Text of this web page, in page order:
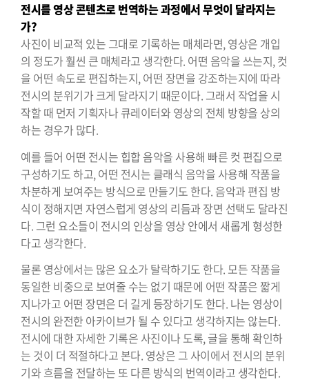
전시를 영상 콘텐츠로 번역하는 과정에서 무엇이 달라지는
가?
사진이 비교적 있는 그대로 기록하는 매체라면, 영상은 개입
의 정도가 훨씬 큰 매체라고 생각한다. 어떤 음악을 쓰는지, 컷
을 어떤 속도로 편집하는지, 어떤 장면을 강조하는지에 따라
전시의 분위기가 크게 달라지기 때문이다. 그래서 작업을 시
작할 때 먼저 기획자나 큐레이터와 영상의 전체 방향을 상의
하는 경우가 많다.
예를 들어 어떤 전시는 힙합 음악을 사용해 빠른 컷 편집으로
구성하기도 하고, 어떤 전시는 클래식 음악을 사용해 작품을
차분하게 보여주는 방식으로 만들기도 한다. 음악과 편집 방
식이 정해지면 자연스럽게 영상의 리듬과 장면 선택도 달라진
다. 그런 요소들이 전시의 인상을 영상 안에서 새롭게 형성한
다고 생각한다.
물론 영상에서는 많은 요소가 탈락하기도 한다. 모든 작품을
동일한 비중으로 보여줄 수는 없기 때문에 어떤 작품은 짧게
지나가고 어떤 장면은 더 길게 등장하기도 한다. 나는 영상이
전시의 완전한 아카이브가 될 수 있다고 생각하지는 않는다.
전시에 대한 자세한 기록은 사진이나 도록, 글을 통해 확인하
는 것이 더 적절하다고 본다. 영상은 그 사이에서 전시의 분위
기와 흐름을 전달하는 또 다른 방식의 번역이라고 생각한다.